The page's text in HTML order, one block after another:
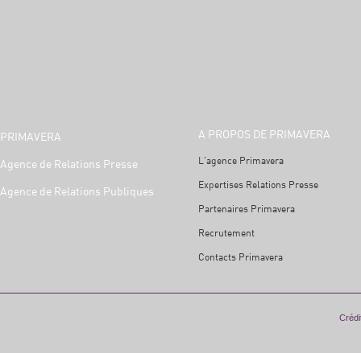
PRIMAVERA
Agence de Relations Presse
Agence de Relations Publiques
A PROPOS DE PRIMAVERA
L'agence Primavera
Expertises Relations Presse
Partenaires Primavera
Recrutement
Contacts Primavera